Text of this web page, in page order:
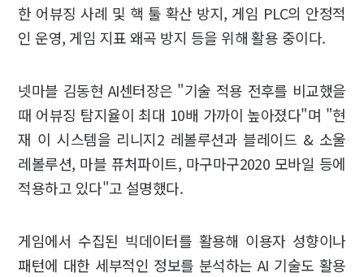
한 어뷰징 사례 및 핵 툴 확산 방지, 게임 PLC의 안정적
인 운영, 게임 지표 왜곡 방지 등을 위해 활용 중이다.
넷마블 김동현 AI센터장은 "기술 적용 전후를 비교했을
때 어뷰징 탐지율이 최대 10배 가까이 높아졌다"며 "현
재 이 시스템을 리니지2 레볼루션과 블레이드 & 소울
레볼루션, 마블 퓨처파이트, 마구마구2020 모바일 등에
적용하고 있다"고 설명했다.
게임에서 수집된 빅데이터를 활용해 이용자 성향이나
패턴에 대한 세부적인 정보를 분석하는 AI 기술도 활용